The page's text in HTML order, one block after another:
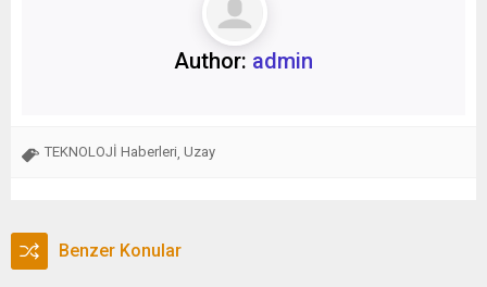
Author: admin
TEKNOLOJİ Haberleri Uzay
Benzer Konular